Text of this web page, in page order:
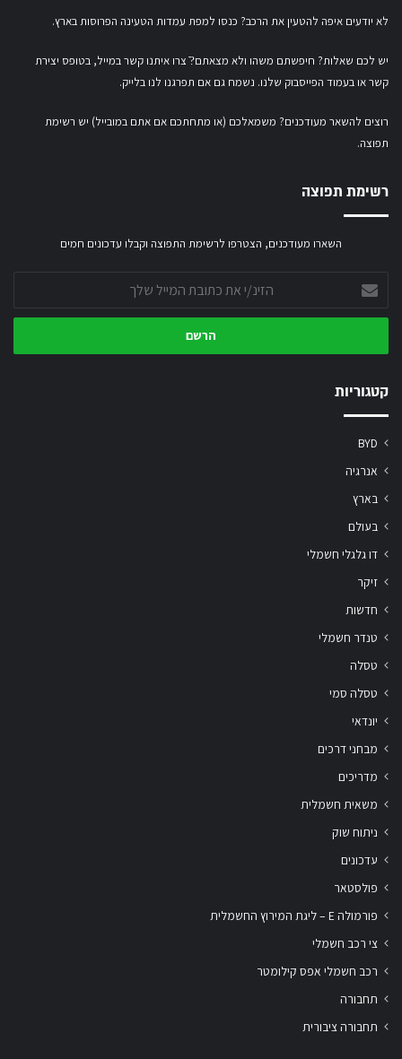
לא יודעים איפה להטעין את הרכב? כנסו למפת עמדות הטעינה הפרוסות בארץ.
יש לכם שאלות? חיפשתם משהו ולא מצאתם?ֿ צרו איתנו קשר במייל, בטופס יצירת
קשראובעמוד הפייסבוק שלנו. נשמח גם אם תפרגנו לנו בלייק.
רוצים להשאר מעודכנים? משמאלכם (או מתחתכם אם אתם במובייל) יש רשימת
תפוצה.
רשימת תפוצה
השארו מעודכנים, הצטרפו לרשימת התפוצה וקבלו עדכונים חמים
את
כתובת
שלך
קטגוריות
BYD
אנרגיה
בארץ
בעולם
דו גלגלי חשמלי
זיקר
חדשות
טנדר חשמלי
טסלה
טסלה סמי
יונדאי
מבחני דרכים
מדריכים
משאית חשמלית
ניתוח שוק
עדכונים
פולסטאר
פורמולה E – ליגת המירוץ החשמלית
צי רכב חשמלי
רכב חשמלי אפס קילומטר
תחבורה
תחבורה ציבורית